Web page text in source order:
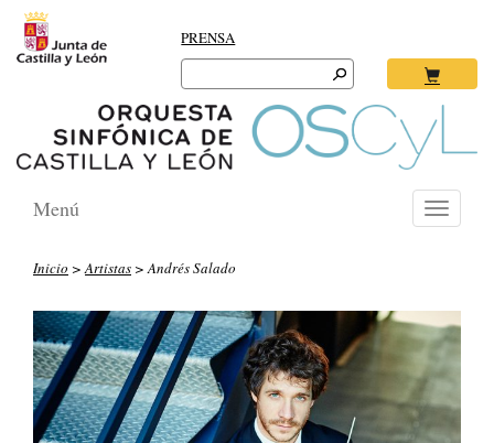
PRENSA
Search
for:
Toggle
Menú
Inicio >Artistas > Andrés Salado